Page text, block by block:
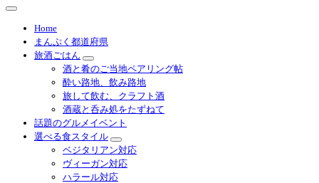
Home
まんぷく都道府県
旅酒ごはん
酒と肴のご当地ペアリング帖
酔い路地、飲み路地
旅して飲む、クラフト酒
酒蔵と呑み処をたずねて
話題のグルメイベント
選べる食スタイル
ベジタリアン対応
ヴィーガン対応
ハラール対応